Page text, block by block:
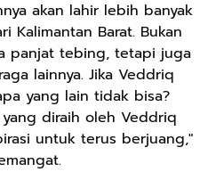
akan lahir lebih banyak
Kalimantan Barat. Bukan
panjat tebing, tetapi juga
lainnya. Jika Veddriq
yang lain tidak bisa?
diraih oleh Veddriq
untuk terus berjuang,"